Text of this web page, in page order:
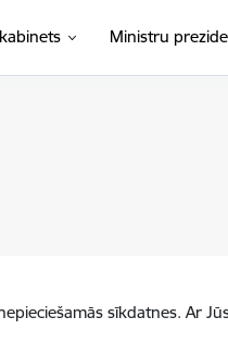
Ministru
sīkdatnes. Ar